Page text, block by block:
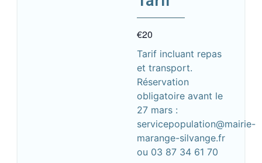
€20
Tarif incluant repas
et transport.
Réservation
obligatoire avant le
27 mars :
servicepopulation@mairie-
marange-silvange.fr
ou 03 87 34 61 70